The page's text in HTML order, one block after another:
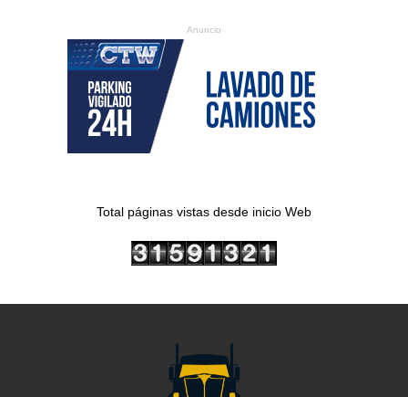
Anuncio
Total páginas vistas desde inicio Web